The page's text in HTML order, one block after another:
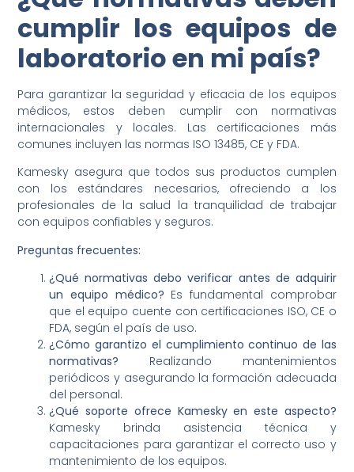
cumplir los equipos de
laboratorio en mi país?
Para garantizar la seguridad y eficacia de los equipos
médicos, estos deben cumplir con normativas
internacionales y locales. Las certificaciones más
comunes incluyen las normas ISO 13485, CE y FDA.
Kamesky asegura que todos sus productos cumplen
con los estándares necesarios, ofreciendo a los
profesionales de la salud la tranquilidad de trabajar
con equipos confiables y seguros.
Preguntas frecuentes:
¿Qué normativas debo verificar antes de adquirir
un equipo médico? Es fundamental comprobar
que el equipo cuente con certificaciones ISO, CE o
FDA, según el país de uso.
¿Cómo garantizo el cumplimiento continuo de las
normativas? Realizando mantenimientos
periódicos y asegurando la formación adecuada
del personal.
¿Qué soporte ofrece Kamesky en este aspecto?
Kamesky brinda asistencia técnica y
capacitaciones para garantizar el correcto uso y
mantenimiento de los equipos.